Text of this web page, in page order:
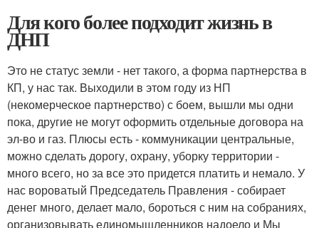
Для кого более подходит жизнь в
ДНП
Это не статус земли - нет такого, а форма партнерства в
КП, у нас так. Выходили в этом году из НП
(некомерческое партнерство) с боем, вышли мы одни
пока, другие не могут оформить отдельные договора на
эл-во и газ. Плюсы есть - коммуникации центральные,
можно сделать дорогу, охрану, уборку территории -
много всего, но за все это придется платить и немало. У
нас вороватый Председатель Правления - собирает
денег много, делает мало, бороться с ним на собраниях,
организовывать единомыщленников надоело и Мы